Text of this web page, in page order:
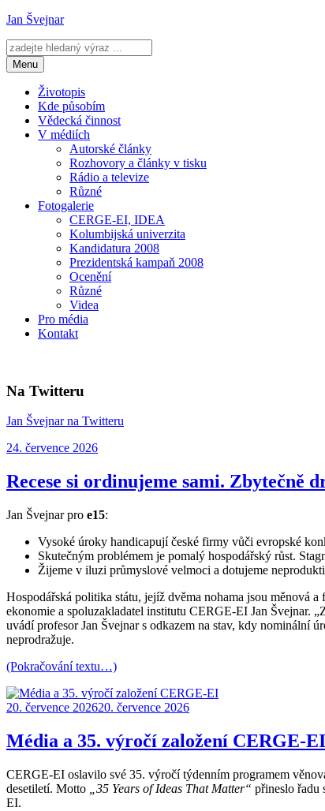
Přejít
obsahu
webu
Jan Švejnar
Menu
Životopis
Kde působím
Vědecká činnost
V médiích
Autorské články
Rozhovory a články v tisku
Rádio a televize
Různé
Fotogalerie
CERGE-EI, IDEA
Kolumbijská univerzita
Kandidatura 2008
Prezidentská kampaň 2008
Ocenění
Různé
Videa
Pro média
Kontakt
Na Twitteru
Jan Švejnar na Twitteru
Publikováno:
24. července 2026
Recese si ordinujeme sami. Zbytečně
Jan Švejnar pro e15:
Vysoké úroky handicapují české firmy vůči evropské
Skutečným problémem je pomalý hospodářský růst.
Žijeme v iluzi průmyslové velmoci a dotujeme
Hospodářská politika státu, jejíž dvěma nohama jsou měnová
ekonomie a spoluzakladatel institutu CERGE-EI Jan Švejnar.
uvádí profesor Jan Švejnar s odkazem na stav, kdy nominální
neprodražuje.
(Pokračování textu…)
Publikováno:
20. července 202620. července 2026
Média a 35. výročí založení CERGE-EI
CERGE-EI oslavilo své 35. výročí týdenním programem
desetiletí. Motto
„35 Years of Ideas That Matter“ přineslo řadu
EI.